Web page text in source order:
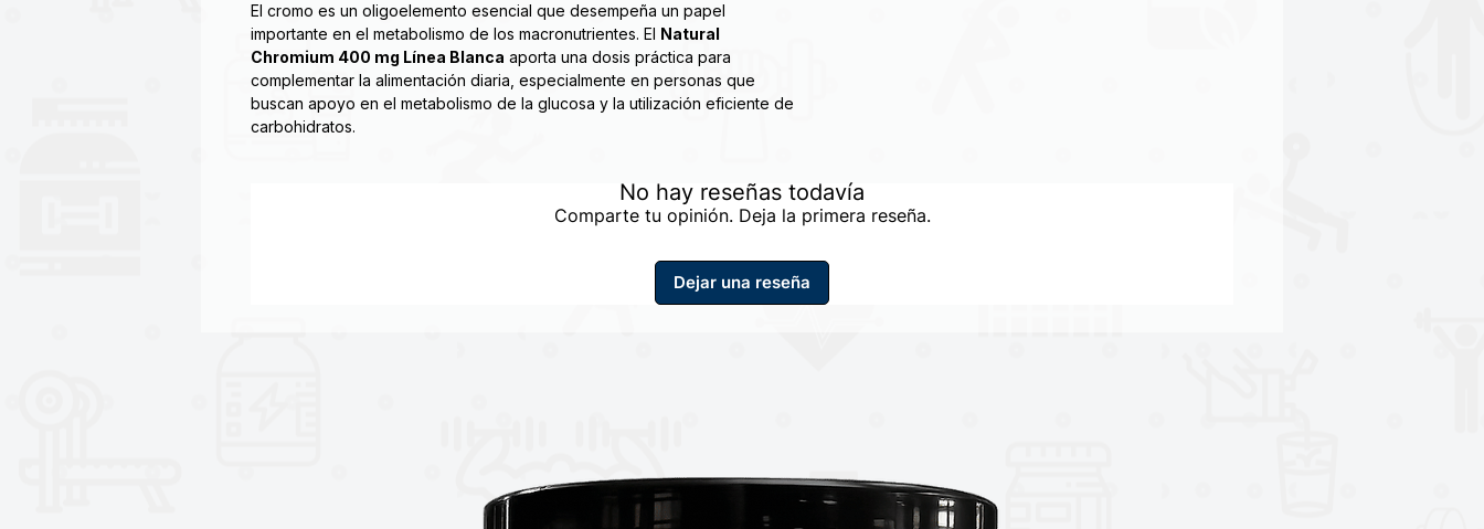
El cromo es un oligoelemento esencial que desempeña un papel
importante en el metabolismo de los macronutrientes. El Natural
Chromium 400 mg Línea Blanca aporta una dosis práctica para
complementar la alimentación diaria, especialmente en personas que
buscan apoyo en el metabolismo de la glucosa y la utilización eficiente de
carbohidratos.
acompañado de una alimentación equilibrada y actividad física regular.
No hay reseñas todavía
Comparte tu opinión. Deja la primera reseña.
Dejar una reseña